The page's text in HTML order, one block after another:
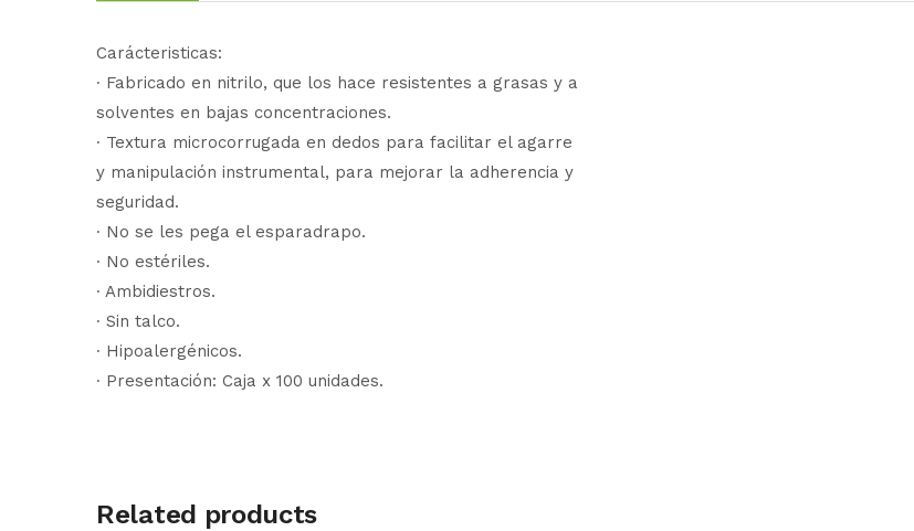
Carácteristicas:
∙ Fabricado en nitrilo, que los hace resistentes a grasas y a
solventes en bajas concentraciones.
∙ Textura microcorrugada en dedos para facilitar el agarre
y manipulación instrumental, para mejorar la adherencia y
seguridad.
∙ No se les pega el esparadrapo.
∙ No estériles.
∙ Ambidiestros.
∙ Sin talco.
∙ Hipoalergénicos.
∙ Presentación: Caja x 100 unidades.
Related products